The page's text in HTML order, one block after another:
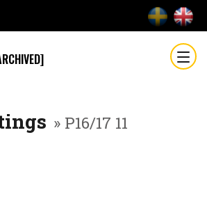
» P16/17 11